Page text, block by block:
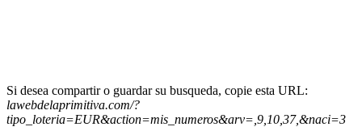
Si desea compartir o guardar su busqueda, copie esta URL:
lawebdelaprimitiva.com/?
tipo_loteria=EUR&action=mis_numeros&arv=,9,10,37,&naci=3